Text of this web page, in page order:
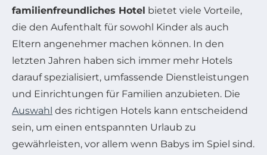
familienfreundliches Hotel bietet viele Vorteile,
die den Aufenthalt für sowohl Kinder als auch
Eltern angenehmer machen können. In den
letzten Jahren haben sich immer mehr Hotels
darauf spezialisiert, umfassende Dienstleistungen
und Einrichtungen für Familien anzubieten. Die
Auswahl des richtigen Hotels kann entscheidend
sein, um einen entspannten Urlaub zu
gewährleisten, vor allem wenn Babys im Spiel sind.